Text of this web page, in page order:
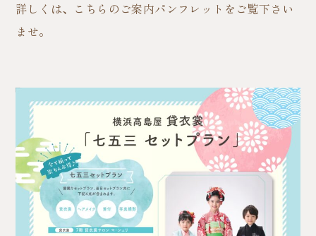
詳しくは、こちらのご案内パンフレットをご覧下さい
ませ。